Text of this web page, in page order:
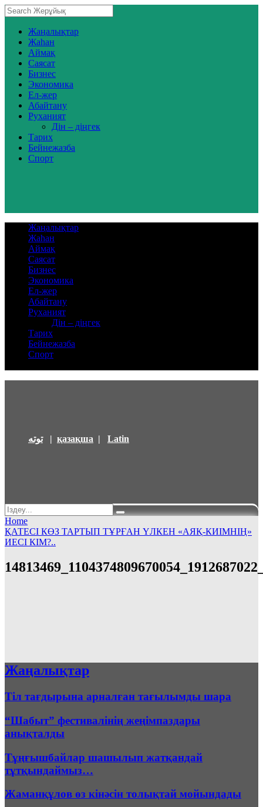
Жаңалықтар
Жаһан
Аймақ
Саясат
Бизнес
Экономика
Ел-жер
Абайтану
Руханият
Дін – діңгек
Тарих
Бейнежазба
Спорт
Жаңалықтар
Жаһан
Аймақ
Саясат
Бизнес
Экономика
Ел-жер
Абайтану
Руханият
Дін – діңгек
Тарих
Бейнежазба
Спорт
توتە| қазақша | Latin
Home
ҚАТЕСІ КӨЗ ТАРТЫП ТҰРҒАН ҮЛКЕН «АЯҚ-КИІМНІҢ»
ИЕСІ КІМ?..
Жаңалықтар
Тіл тағдырына арналған тағылымды шара
“Шабыт” фестивалінің жеңімпаздары
анықталды
Тұңғышбайлар шашылып жатқандай
тұтқындаймыз…
Жаманқұлов өз кінәсін толықтай мойындады